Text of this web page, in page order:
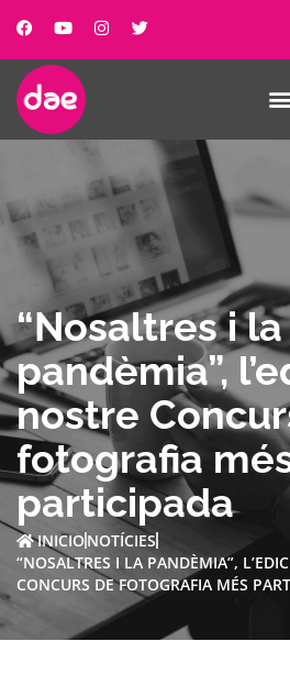
“Nosaltres i la
pandèmia”,
nostre
fotografia
participada
INICIONOTÍCIES
“NOSALTRES I LA PANDÈMIA”,
CONCURS DE FOTOGRAFIA MÉS